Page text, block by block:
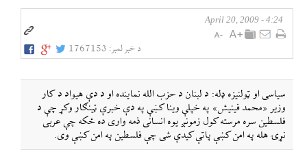
4:24 - April 20, 2009
د خبر لمبر: 1767153
سياسی او ټولنيزه ډله: د لبنان د حزب الله نماينده او د دې هيواد د كار
وزير «محمد فينيش» په خپلې وينا كښې په دې خبرې ټينګار وكړ چې د
فلسطين سره مرسته كول زمونږ يوه انسانی ذمه واری ده ځكه چې عربی
نړۍ هله په امن كښې پاتې كيدې شی چې فلسطين په امن كښې وی.